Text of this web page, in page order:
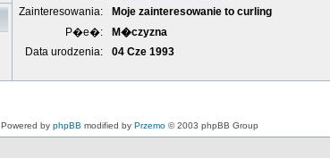
Zainteresowania:
Moje zainteresowanie to curling
P�e�:
M�czyzna
Data urodzenia:
04 Cze 1993
Powered by phpBB modified by Przemo © 2003 phpBB Group